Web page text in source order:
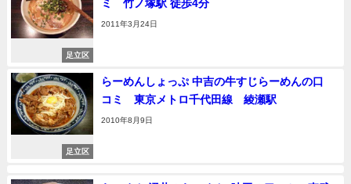
足立区
ミ 竹ノ塚駅 徒歩4分
2011年3月24日
足立区
らーめんしょっぷ 中吉の牛すじらーめんの口
コミ 東京メトロ千代田線 綾瀬駅
2010年8月9日